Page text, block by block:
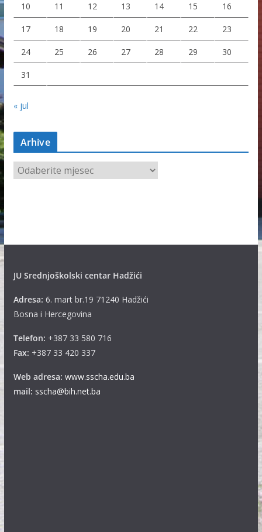
10 11 12 13 14 15 16
17 18 19 20 21 22 23
24 25 26 27 28 29 30
31
« jul
Arhive
A
r
JU Srednjoškolski centar Hadžići
Adresa: 6. mart br.19 71240 Hadžići
Bosna i Hercegovina
Telefon: +387 33 580 716
Fax: +387 33 420 337
Web adresa: www.sscha.edu.ba
mail: sscha@bih.net.ba